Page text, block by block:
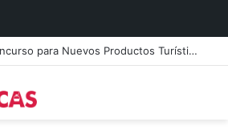
Convocan a 5º Concurso para Nuevos Productos Turísticos en Zacatecas